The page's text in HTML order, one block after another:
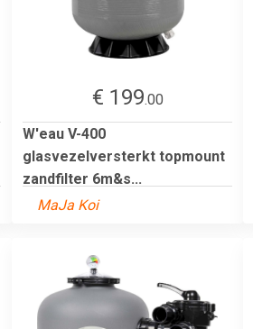
€ 199.00
W'eau V-400
glasvezelversterkt topmount
zandfilter 6m&s...
MaJa Koi